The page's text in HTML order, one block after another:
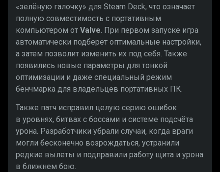
«зелёную галочку» для Steam Deck, что означает
полную совместимость с портативным
компьютером от Valve. При первом запуске игра
автоматически подберёт оптимальные настройки,
а затем позволит изменить их под себя. Также
появились новые параметры для тонкой
оптимизации и даже специальный режим
бенчмарка для владельцев портативных ПК.
Также патч исправил целую серию ошибок
в уровнях, битвах с боссами и системе подсчёта
урона. Разработчики убрали случаи, когда враги
могли бесконечно возрождаться, устранили
редкие вылеты и подправили работу щита и урона
в ближнем бою.